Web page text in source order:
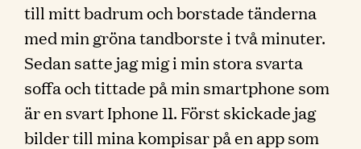
till mitt badrum och borstade tänderna
med min gröna tandborste i två minuter.
Sedan satte jag mig i min stora svarta
soffa och tittade på min smartphone som
är en svart Iphone 11. Först skickade jag
bilder till mina kompisar på en app som